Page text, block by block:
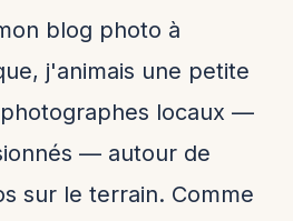
blog photo à
j'animais une petite
locaux —
— autour de
sur le terrain. Comme